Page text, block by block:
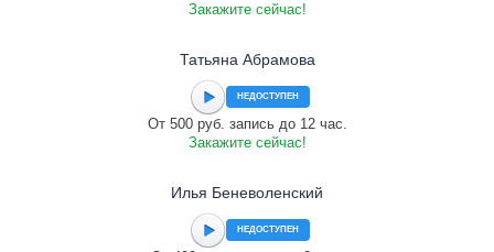
Закажите сейчас!
Татьяна Абрамова
НЕДОСТУПЕН
От 500 руб. запись до 12 час.
Закажите сейчас!
Илья Беневоленский
НЕДОСТУПЕН